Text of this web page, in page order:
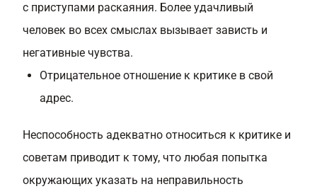
с приступами раскаяния. Более удачливый
человек во всех смыслах вызывает зависть и
негативные чувства.
Отрицательное отношение к критике в свой
адрес.
Неспособность адекватно относиться к критике и
советам приводит к тому, что любая попытка
окружающих указать на неправильность